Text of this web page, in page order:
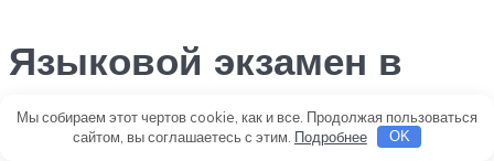
Языковой экзамен в
университете
Мы собираем этот чертов cookie, как и все. Продолжая пользоваться
сайтом, вы соглашаетесь с этим. Подробнее OK